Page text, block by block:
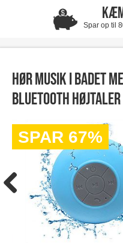
Spar op til
Hør musik i badet
bluetooth højtaler
SPAR 67%